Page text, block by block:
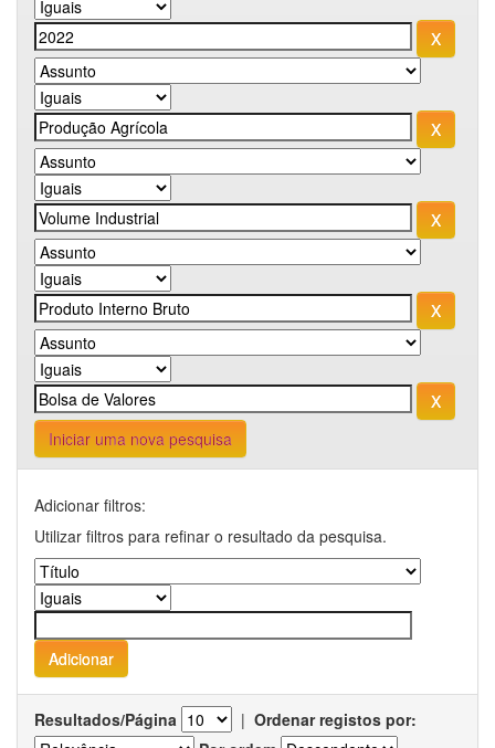
Iniciar uma nova pesquisa
Adicionar filtros:
Utilizar filtros para refinar o resultado da pesquisa.
Resultados/Página | Ordenar registos por: